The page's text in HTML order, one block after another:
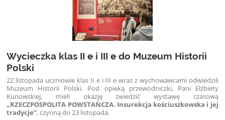
Wycieczka klas II e i III e do Muzeum Historii
Polski
22 listopada uczniowie klas II e i III e wraz z wychowawcami odwiedzili
Muzeum Historii Polski. Pod opieką przewodniczki, Pani Elżbiety
Kunowskiej, mieli okazję zwiedzić wystawę czasową
„RZECZPOSPOLITA POWSTAŃCZA. Insurekcja kościuszkowska i jej
tradycje”, czynną do 23 listopada.